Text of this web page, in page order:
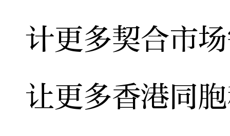
计更多契合市
让更多香港同